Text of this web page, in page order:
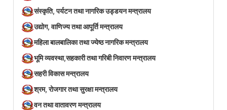
संस्कृति, पर्यटन तथा नागरिक उड्डयन मन्त्रालय
उद्योग, वाणिज्य तथा आपूर्ति मन्त्रालय
महिला बालबालिका तथा ज्येष्ठ नागरिक मन्त्रालय
भूमि व्यवस्था,सहकारी तथा गरिबी निवारण मन्त्रालय
सहरी विकास मन्त्रालय
श्रम, रोजगार तथा सुरक्षा मन्त्रालय
वन तथा वातावरण मन्त्रालय